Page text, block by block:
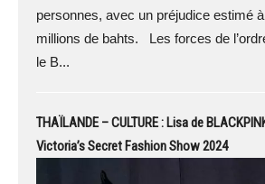
personnes, avec un préjudice estimé
millions de bahts. Les forces de
le B...
THAÏLANDE – CULTURE : Lisa de
Victoria’s Secret Fashion Show 2024